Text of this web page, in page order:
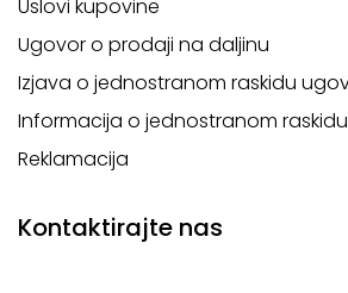
Uslovi kupovine
Ugovor o prodaji na daljinu
Izjava o jednostranom raskidu
Informacija o jednostranom raskidu
Reklamacija
Kontaktirajte nas